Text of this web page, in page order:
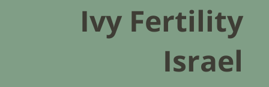
Ivy Fertility
Israel